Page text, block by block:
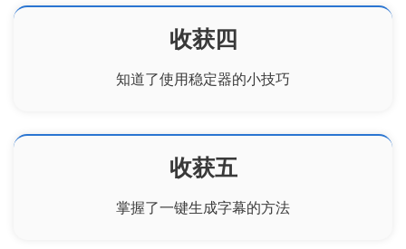
收获四
知道了使用稳定器的小技巧
收获五
掌握了一键生成字幕的方法